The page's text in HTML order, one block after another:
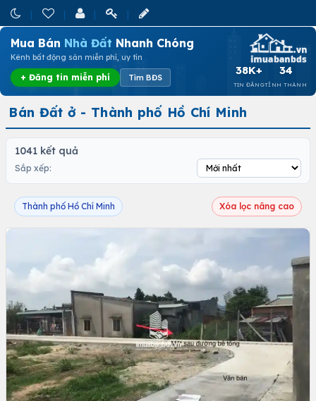
Mua Bán Nhà Đất Nhanh Chóng
Kênh bất động sản miễn phí, uy tín
+ Đăng tin miễn phí Tìm BĐS
38K+
TIN ĐĂNG
34
TỈNH THÀNH
Bán Đất ở - Thành phố Hồ Chí Minh
1041 kết quả
Sắp xếp:
Thành phố Hồ Chí Minh Xóa lọc nâng cao